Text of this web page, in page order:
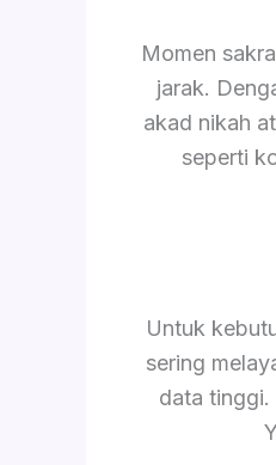
Momen
jarak.
akad nikah
seperti
Untuk
sering
data tinggi.